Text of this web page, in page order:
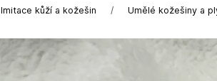
Imitace kůží a kožešin Umělé kožešiny a